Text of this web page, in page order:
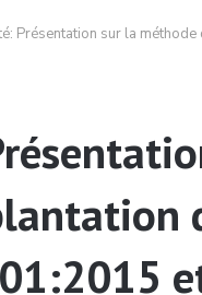
Présentation sur la